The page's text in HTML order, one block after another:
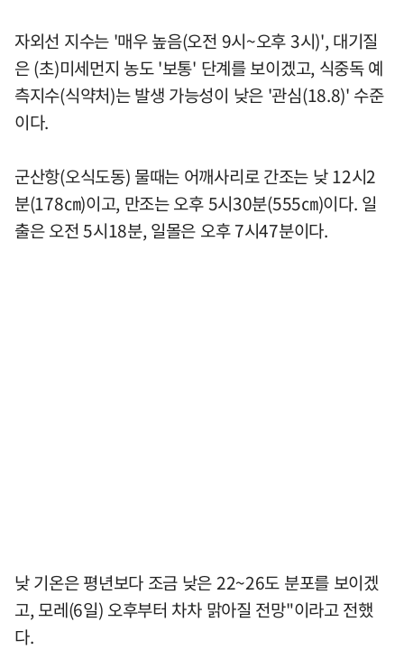
자외선 지수는 '매우 높음(오전 9시~오후 3시)', 대기질
은 (초)미세먼지 농도 '보통' 단계를 보이겠고, 식중독 예
측지수(식약처)는 발생 가능성이 낮은 '관심(18.8)' 수준
이다.
군산항(오식도동) 물때는 어깨사리로 간조는 낮 12시2
분(178㎝)이고, 만조는 오후 5시30분(555㎝)이다. 일
출은 오전 5시18분, 일몰은 오후 7시47분이다.
낮 기온은 평년보다 조금 낮은 22~26도 분포를 보이겠
고, 모레(6일) 오후부터 차차 맑아질 전망"이라고 전했
다.